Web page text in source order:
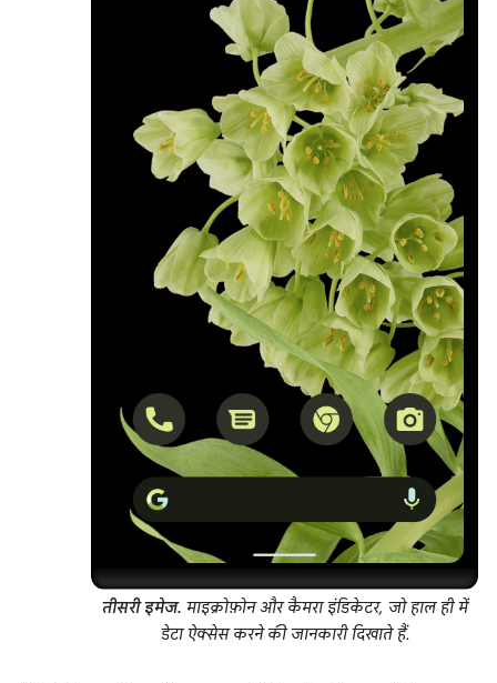
तीसरी इमेज. माइक्रोफ़ोन और कैमरा इंडिकेटर, जो हाल ही में
डेटा ऐक्सेस करने की जानकारी दिखाते हैं.